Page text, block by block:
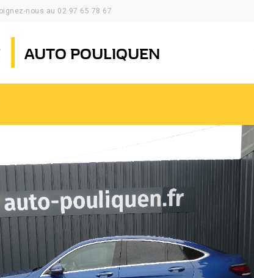
nous au 02 97 65 78 67
AUTO POULIQUEN